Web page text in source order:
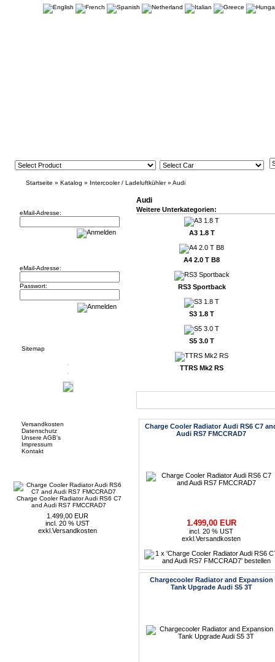
Startseite » Katalog » Intercooler / Ladeluftkühler» Audi
eMail-Adresse:
eMail-Adresse:
Passwort:
Sitemap
Versandkosten
Datenschutz
Unsere AGB's
Impressum
Kontakt
Charge Cooler Radiator Audi RS6 C7
and Audi RS7 FMCCRAD7
1.499,00 EUR
incl. 20 % UST
exkl. Versandkosten
Audi
Weitere Unterkategorien:
A3 1.8 T
A4 2.0 T B8
RS3 Sportback
S3 1.8 T
S5 3.0 T
TTRS Mk2 RS
Charge Cooler Radiator Audi RS6 C7
Audi RS7 FMCCRAD7
1.499,00 EUR
incl. 20 % UST
exkl. Versandkosten
Chargecooler Radiator and Expansion
Tank Upgrade Audi S5 3T